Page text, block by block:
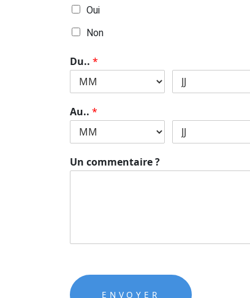
Oui
Non
Du.. *
Au.. *
Un commentaire ?
ENVOYER